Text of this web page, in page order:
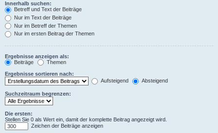
Innerhalb suchen:
Betreff und Text der Beiträge
Nur im Text der Beiträge
Nur im Betreff der Themen
Nur im ersten Beitrag der Themen
Ergebnisse anzeigen als:
Beiträge
Themen
Ergebnisse sortieren nach:
Aufsteigend
Absteigend
Suchzeitraum begrenzen:
Die ersten:
Stellen Sie 0 als Wert ein, damit der komplette Beitrag angezeigt wird.
Zeichen der Beiträge anzeigen